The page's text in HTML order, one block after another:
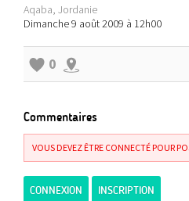
Aqaba, Jordanie
Dimanche 9 août 2009 à 12h00
0
Commentaires
VOUS DEVEZ ÊTRE CONNECTÉ POUR
CONNEXION INSCRIPTION